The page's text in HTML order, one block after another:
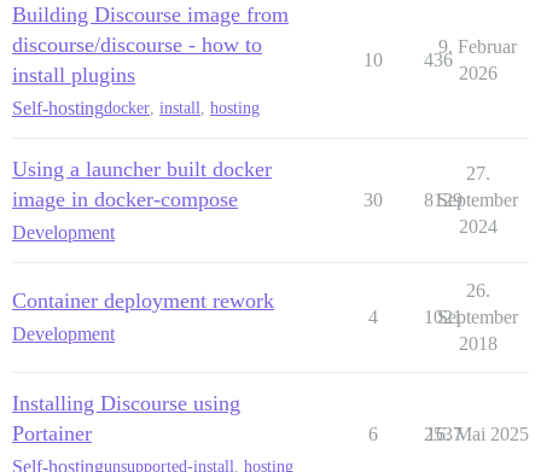
Building Discourse image from
discourse/discourse - how to
install plugins
Self-hostingdocker, install, hosting
10 436
9. Februar
2026
Using a launcher built docker
image in docker-compose
Development
30 8129
27.
September
2024
Container deployment rework
Development
4 1021
26.
September
2018
Installing Discourse using
Portainer
Self-hostingunsupported-install, hosting
6 2537
16. Mai 2025